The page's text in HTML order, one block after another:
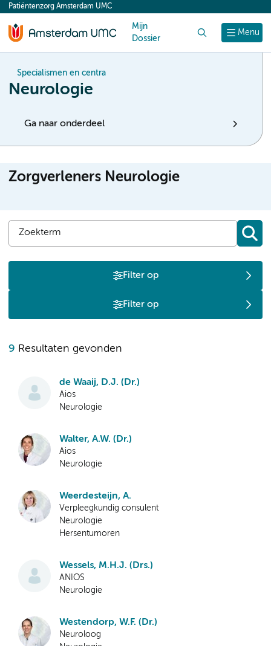
content
Menu
Patiëntenzorg Amsterdam UMC
Mijn
Dossier
Specialismen en centra
Neurologie
Ga naar onderdeel
Zorgverleners Neurologie
Filter op
Filter op
9 Resultaten gevonden
de Waaij, D.J. (Dr.)
Aios
Neurologie
Walter, A.W. (Dr.)
Aios
Neurologie
Weerdesteijn, A.
Verpleegkundig consulent
Neurologie
Hersentumoren
Wessels, M.H.J. (Drs.)
ANIOS
Neurologie
Westendorp, W.F. (Dr.)
Neuroloog